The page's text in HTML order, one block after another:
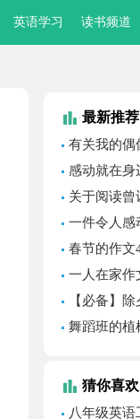
英语学习 读书频道
最新推荐
有关我的偶
作文600字八
感动就在身
(汇编15篇)
关于阅读曾
动作文600字
一件令人感
文春节的作文
（通用30篇
一人在家作
【必备】
400字三篇
舞蹈班的植
猜你喜欢
八年级英语